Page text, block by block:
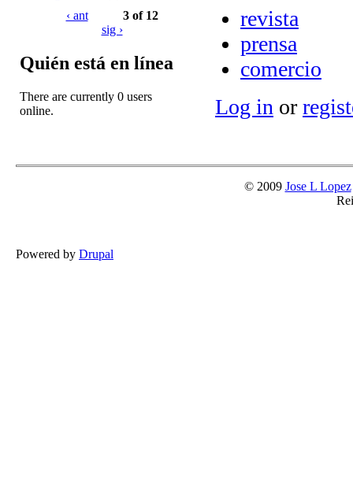
‹ ant
3 of 12
sig ›
Quién está en línea
There are currently 0 users
online.
revista
prensa
comercio
Log in or
© 2009 Jose L Lopez
Powered by Drupal